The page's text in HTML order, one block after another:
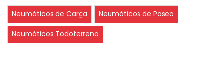
Neumáticos de Carga Neumáticos de Paseo
Neumáticos Todoterreno